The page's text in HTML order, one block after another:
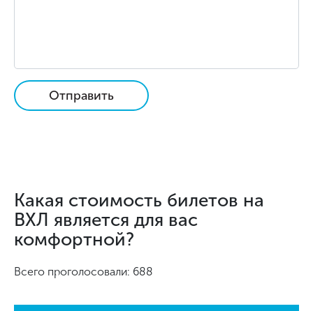
Отправить
Какая стоимость билетов на
ВХЛ является для вас
комфортной?
Всего проголосовали: 688